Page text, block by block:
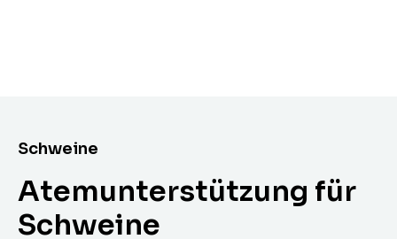
Schweine
Atemunterstützung für
Schweine